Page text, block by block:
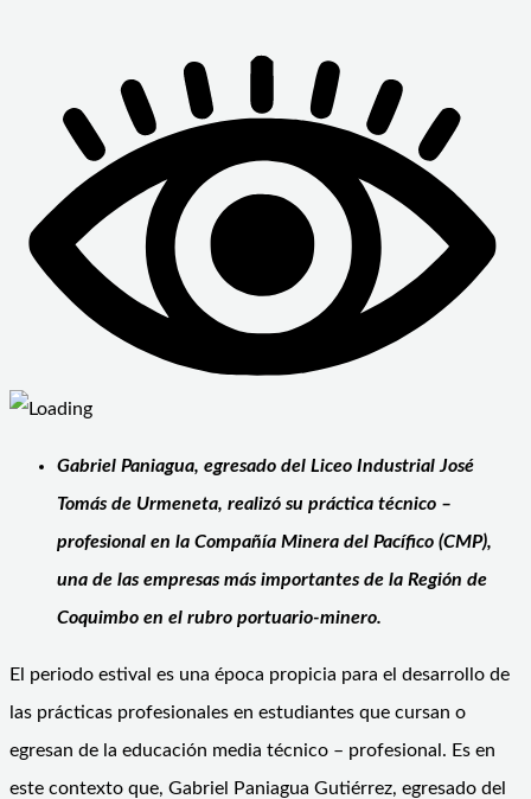
Gabriel Paniagua, egresado del Liceo Industrial José
Tomás de Urmeneta, realizó su práctica técnico –
profesional en la Compañía Minera del Pacífico (CMP),
una de las empresas más importantes de la Región de
Coquimbo en el rubro portuario-minero.
El periodo estival es una época propicia para el desarrollo de
las prácticas profesionales en estudiantes que cursan o
egresan de la educación media técnico – profesional. Es en
este contexto que, Gabriel Paniagua Gutiérrez, egresado del